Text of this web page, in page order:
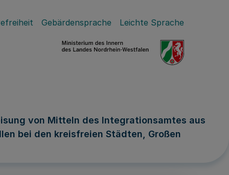
Gebärdensprache Leichte Sprache
von Mitteln des Integrationsamtes aus
bei den kreisfreien Städten, Großen